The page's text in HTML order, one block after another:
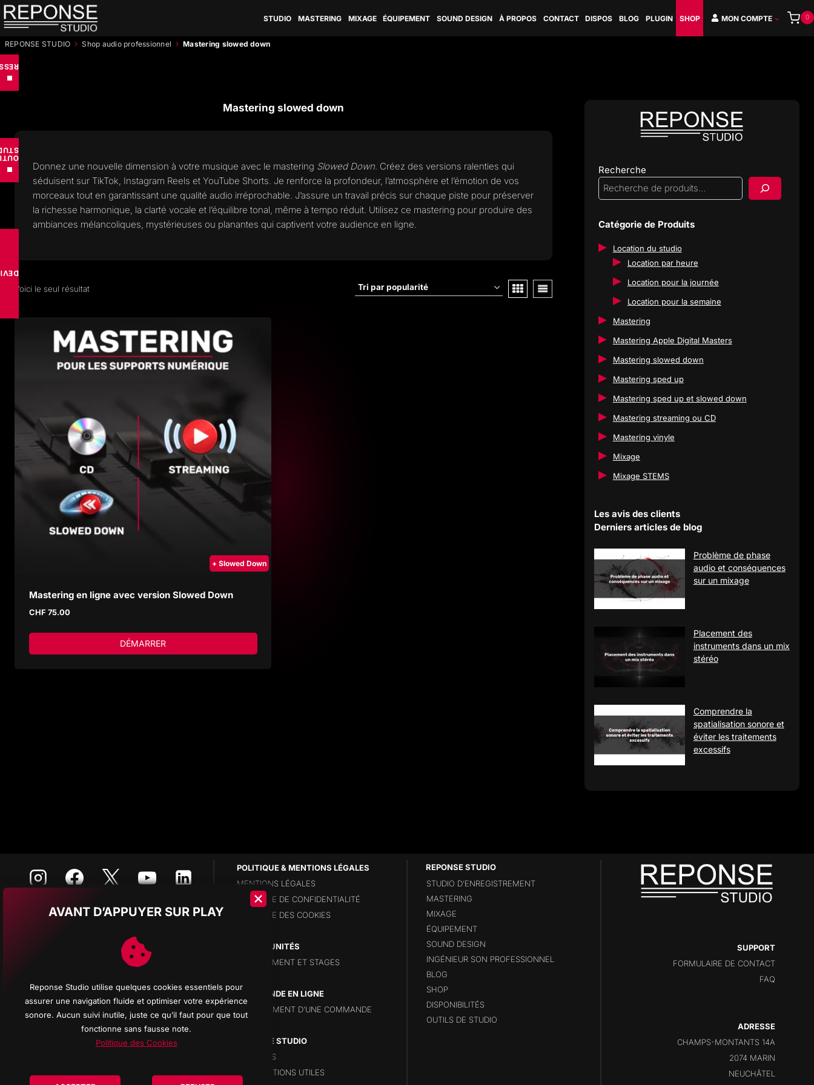
Aller
au
STUDIO MASTERING MIXAGE ÉQUIPEMENT SOUND DESIGN À PROPOS CONTACT DISPOS BLOG PLUGIN SHOP MON COMPTE 0
REPONSE STUDIO › Shop audio professionnel › Mastering slowed down
Mastering slowed down
Donnez une nouvelle dimension à votre musique avec le mastering Slowed Down. Créez des versions ralenties qui
séduisent sur TikTok, Instagram Reels et YouTube Shorts. Je renforce la profondeur, l’atmosphère et l’émotion de vos
morceaux tout en garantissant une qualité audio irréprochable. J’assure un travail précis sur chaque piste pour préserver
la richesse harmonique, la clarté vocale et l’équilibre tonal, même à tempo réduit. Utilisez ce mastering pour produire des
ambiances mélancoliques, mystérieuses ou planantes qui captivent votre audience en ligne.
Voici le seul résultat
+ Slowed Down
Mastering en ligne avec version Slowed Down
CHF 75.00
DÉMARRER
Recherche
Catégorie de Produits
Location du studio
Location par heure
Location pour la journée
Location pour la semaine
Mastering
Mastering Apple Digital Masters
Mastering slowed down
Mastering sped up
Mastering sped up et slowed down
Mastering streaming ou CD
Mastering vinyle
Mixage
Mixage STEMS
Les avis des clients
Derniers articles de blog
Problème de phase
audio et conséquences
sur un mixage
Placement des
instruments dans un mix
stéréo
Comprendre la
spatialisation sonore et
éviter les traitements
excessifs
POLITIQUE & MENTIONS LÉGALES
MENTIONS LÉGALES
POLITIQUE DE CONFIDENTIALITÉ
POLITIQUE DES COOKIES
OPPORTUNITÉS
RECRUTEMENT ET STAGES
COMMANDE EN LIGNE
DÉROULEMENT D’UNE COMMANDE
REPONSE STUDIO
À PROPOS
INFORMATIONS UTILES
STUDIO D’ENREGISTREMENT
MASTERING
MIXAGE
ÉQUIPEMENT
SOUND DESIGN
INGÉNIEUR SON PROFESSIONNEL
BLOG
SHOP
DISPONIBILITÉS
OUTILS DE STUDIO
SUPPORT
FORMULAIRE DE CONTACT
FAQ
ADRESSE
CHAMPS-MONTANTS 14A
2074 MARIN
NEUCHÂTEL
■
■
AVANT D’APPUYER SUR PLAY
Reponse Studio utilise quelques cookies essentiels pour
assurer une navigation fluide et optimiser votre expérience
sonore. Aucun suivi inutile, juste ce qu’il faut pour que tout
fonctionne sans fausse note.
Politique des Cookies